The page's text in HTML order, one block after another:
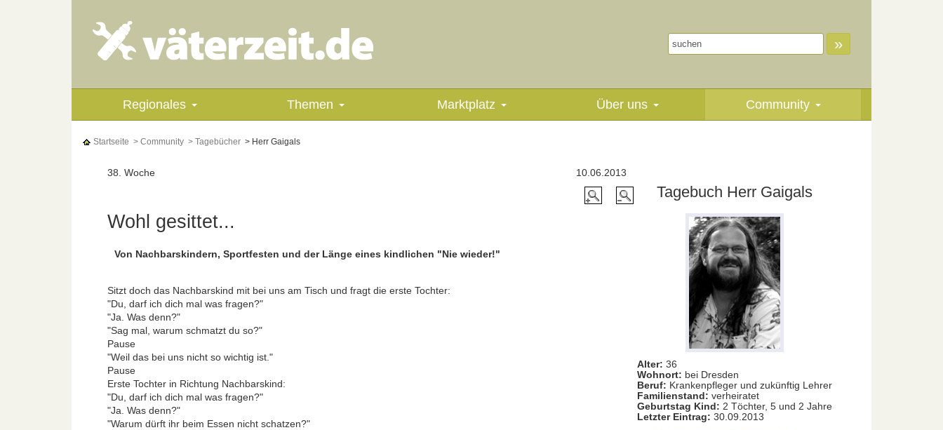
»
Regionales Themen Marktplatz Über uns Community
Startseite > Community > Tagebücher > Herr Gaigals
10.06.2013
38. Woche
Wohl gesittet...
Von Nachbarskindern, Sportfesten und der Länge eines kindlichen "Nie wieder!"
Sitzt doch das Nachbarskind mit bei uns am Tisch und fragt die erste Tochter:
"Du, darf ich dich mal was fragen?"
"Ja. Was denn?"
"Sag mal, warum schmatzt du so?"
Pause
"Weil das bei uns nicht so wichtig ist."
Pause
Erste Tochter in Richtung Nachbarskind:
"Du, darf ich dich mal was fragen?"
"Ja. Was denn?"
"Warum dürft ihr beim Essen nicht schatzen?"
Tagebuch Herr Gaigals
Alter: 36
Wohnort: bei Dresden
Beruf: Krankenpfleger und zukünftig Lehrer
Familienstand: verheiratet
Geburtstag Kind: 2 Töchter, 5 und 2 Jahre
Letzter Eintrag: 30.09.2013